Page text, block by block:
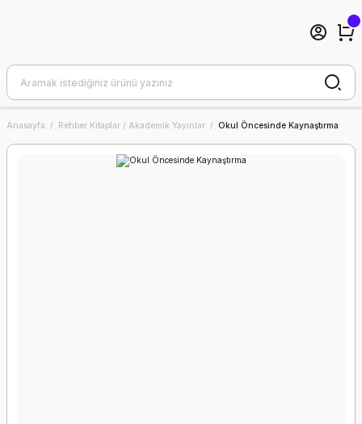
Anasayfa Rehber Kitaplar / Akademik Yayınlar Okul Öncesinde Kaynaştırma